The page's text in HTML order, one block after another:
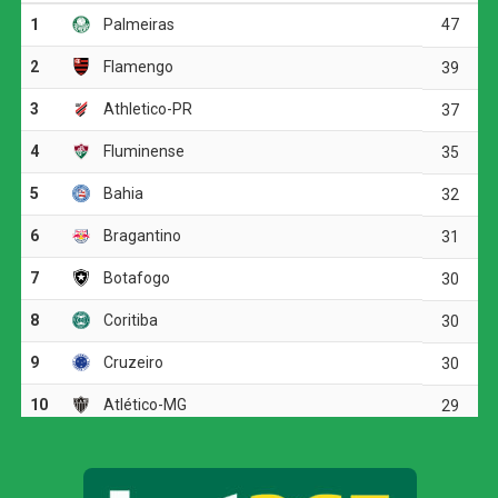
por pelo menos dois gols de diferença.
O Botafogo continua na sétima posição, com 30 pontos,
mas ainda pode perder posições dependendo dos outros
resultados da rodada.
O jogo
O Botafogo começou o clássico ocupando mais o campo
de ataque, mas encontrou dificuldades diante da
marcação tricolor. A primeira boa chance apareceu aos 19
minutos, quando Arthur Cabral recebeu na entrada da
área, passou pela marcação e finalizou rasteiro. Fábio
defendeu.
O Fluminense respondeu com chutes de longa distância.
finalização forte.